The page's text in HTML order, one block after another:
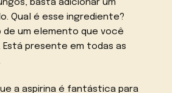
basta adicionar um
Qual é esse ingrediente?
de um elemento que você
Está presente em todas as
a aspirina é fantástica para